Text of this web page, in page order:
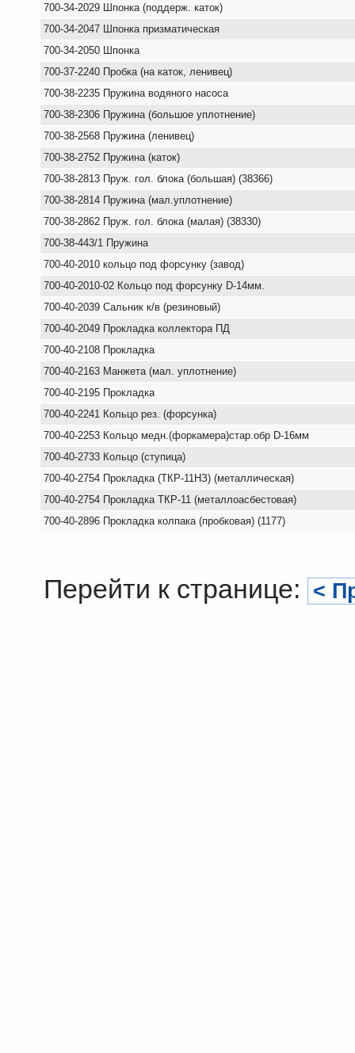
700-34-2029 Шпонка (поддерж. каток)
700-34-2047 Шпонка призматическая
700-34-2050 Шпонка
700-37-2240 Пробка (на каток, ленивец)
700-38-2235 Пружина водяного насоса
700-38-2306 Пружина (большое уплотнение)
700-38-2568 Пружина (ленивец)
700-38-2752 Пружина (каток)
700-38-2813 Пруж. гол. блока (большая) (38366)
700-38-2814 Пружина (мал.уплотнение)
700-38-2862 Пруж. гол. блока (малая) (38330)
700-38-443/1 Пружина
700-40-2010 кольцо под форсунку (завод)
700-40-2010-02 Кольцо под форсунку D-14мм.
700-40-2039 Сальник к/в (резиновый)
700-40-2049 Прокладка коллектора ПД
700-40-2108 Прокладка
700-40-2163 Манжета (мал. уплотнение)
700-40-2195 Прокладка
700-40-2241 Кольцо рез. (форсунка)
700-40-2253 Кольцо медн.(форкамера)стар.обр D-16мм
700-40-2733 Кольцо (ступица)
700-40-2754 Прокладка (ТКР-11НЗ) (металлическая)
700-40-2754 Прокладка ТКР-11 (металлоасбестовая)
700-40-2896 Прокладка колпака (пробковая) (1177)
Перейти к странице: <